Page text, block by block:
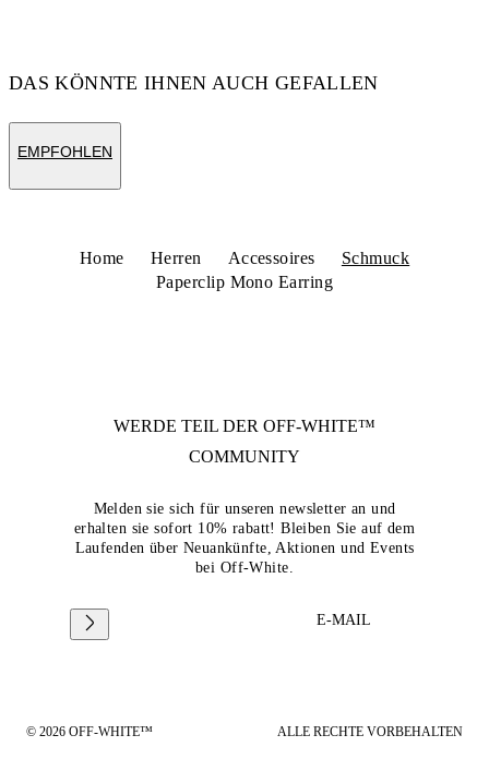
DAS KÖNNTE IHNEN AUCH GEFALLEN
EMPFOHLEN
Home Herren Accessoires
Schmuck
Paperclip Mono Earring
WERDE TEIL DER OFF-WHITE™
COMMUNITY
Melden sie sich für unseren newsletter an und
erhalten sie sofort 10% rabatt! Bleiben Sie auf dem
Laufenden über Neuankünfte, Aktionen und Events
bei Off-White.
E-MAIL
© 2026 OFF-WHITE™ ALLE RECHTE VORBEHALTEN